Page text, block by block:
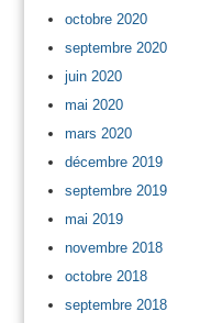
octobre 2020
septembre 2020
juin 2020
mai 2020
mars 2020
décembre 2019
septembre 2019
mai 2019
novembre 2018
octobre 2018
septembre 2018